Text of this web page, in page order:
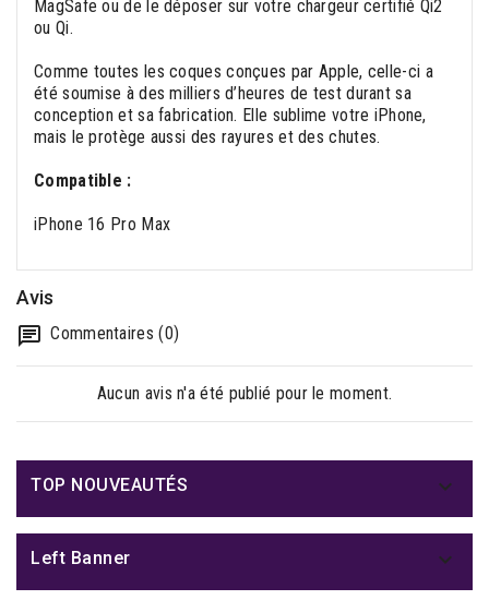
MagSafe ou de le déposer sur votre chargeur certifié Qi2
ou Qi.
Comme toutes les coques conçues par Apple, celle-ci a
été soumise à des milliers d’heures de test durant sa
conception et sa fabrication. Elle sublime votre iPhone,
mais le protège aussi des rayures et des chutes.
Compatible :
iPhone 16 Pro Max
Avis
Commentaires (0)
Aucun avis n'a été publié pour le moment.
TOP NOUVEAUTÉS 
Left Banner 